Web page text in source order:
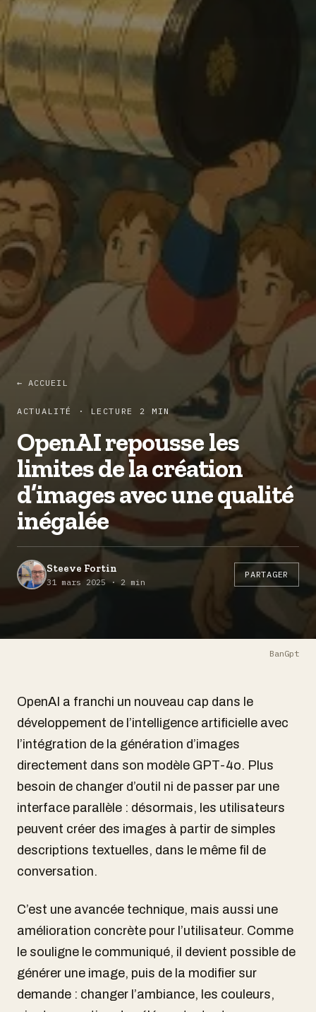
← ACCUEIL
ACTUALITÉ · LECTURE 2 MIN
OpenAI repousse les
limites de la création
d’images avec une qualité
inégalée
Steeve Fortin
31 mars 2025 · 2 min
PARTAGER
BanGpt
OpenAI a franchi un nouveau cap dans le
développement de l’intelligence artificielle avec
l’intégration de la génération d’images
directement dans son modèle GPT-4o. Plus
besoin de changer d’outil ni de passer par une
interface parallèle : désormais, les utilisateurs
peuvent créer des images à partir de simples
descriptions textuelles, dans le même fil de
conversation.
C’est une avancée technique, mais aussi une
amélioration concrète pour l’utilisateur. Comme
le souligne le communiqué, il devient possible de
générer une image, puis de la modifier sur
demande : changer l’ambiance, les couleurs,